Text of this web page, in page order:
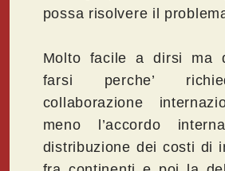
possa risolvere il
Molto facile a dirsi ma
farsi perche’
collaborazione
meno l’accordo
distribuzione dei costi di